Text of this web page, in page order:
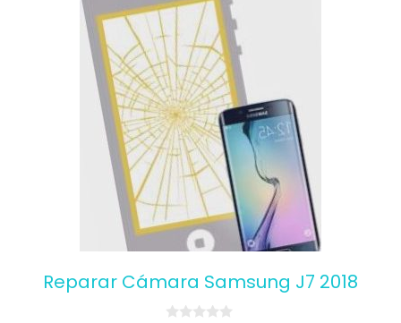
Reparar Cámara Samsung J7 2018